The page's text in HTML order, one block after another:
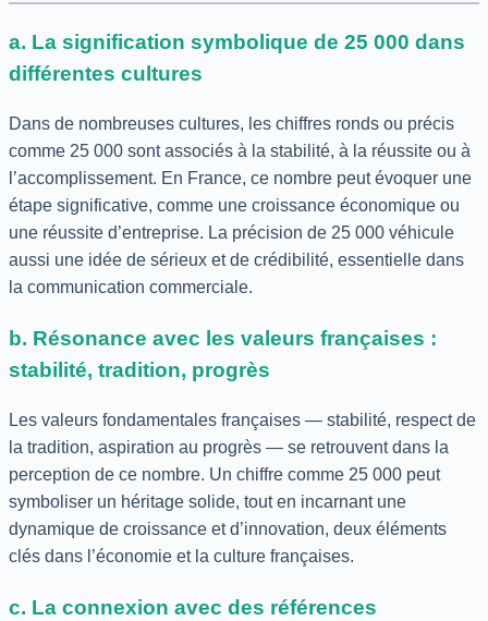
a. La signification symbolique de 25 000 dans
différentes cultures
Dans de nombreuses cultures, les chiffres ronds ou précis
comme 25 000 sont associés à la stabilité, à la réussite ou à
l’accomplissement. En France, ce nombre peut évoquer une
étape significative, comme une croissance économique ou
une réussite d’entreprise. La précision de 25 000 véhicule
aussi une idée de sérieux et de crédibilité, essentielle dans
la communication commerciale.
b. Résonance avec les valeurs françaises :
stabilité, tradition, progrès
Les valeurs fondamentales françaises — stabilité, respect de
la tradition, aspiration au progrès — se retrouvent dans la
perception de ce nombre. Un chiffre comme 25 000 peut
symboliser un héritage solide, tout en incarnant une
dynamique de croissance et d’innovation, deux éléments
clés dans l’économie et la culture françaises.
c. La connexion avec des références